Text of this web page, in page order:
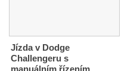
Jízda v Dodge
Challengeru s